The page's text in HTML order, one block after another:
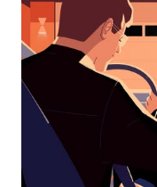
浏
日
并
期。